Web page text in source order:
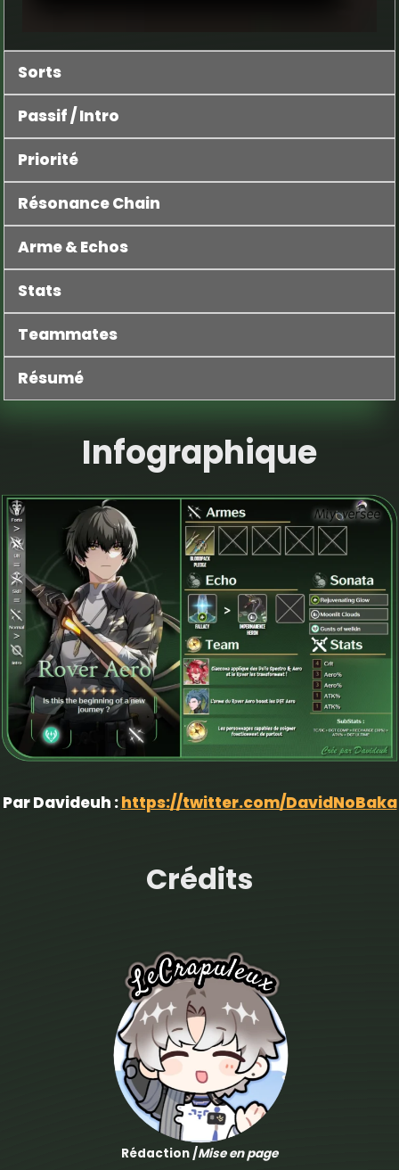
Sorts
Passif / Intro
Priorité
Résonance Chain
Arme & Echos
Stats
Teammates
Résumé
Infographique
Par Davideuh :https://twitter.com/DavidNoBaka
Crédits
Rédaction /Mise en page